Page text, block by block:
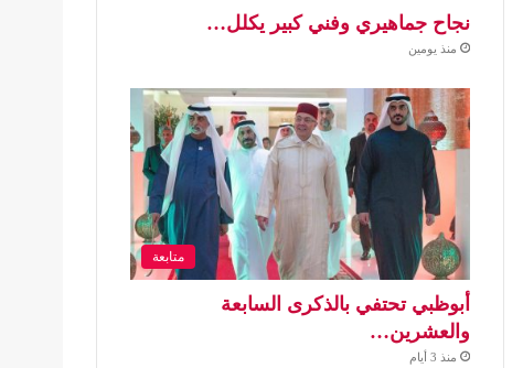
نجاح جماهيري وفني كبير يكلل…
منذ يومين
متابعة
أبوظبي تحتفي بالذكرى السابعة
والعشرين…
منذ 3 أيام